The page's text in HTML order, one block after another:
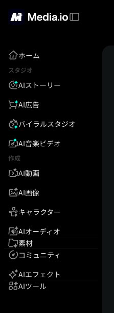
ホーム
スタジオ
AIストーリー
AI広告
バイラルスタジオ
AI音楽ビデオ
作成
AI動画
AI画像
キャラクター
AIオーディオ
素材
コミュニティ
AIエフェクト
AIツール